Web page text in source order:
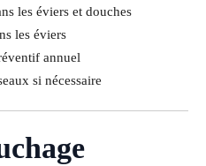
les éviers et douches
les éviers
annuel
si nécessaire